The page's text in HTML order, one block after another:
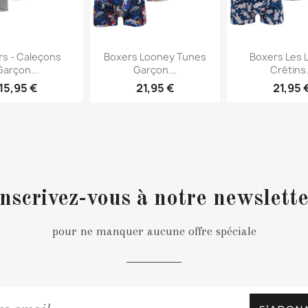
rapide
- Caleçons
15,95 €
Aperçu rapide
Boxers Looney Tunes
Garçon...
21,95 €
Aperçu
Boxers Les
21,95
vous à notre
pour ne manquer aucune offre spéciale